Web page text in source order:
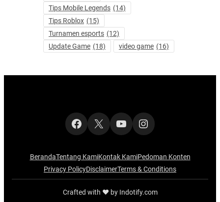
Tips Mobile Legends (14)
Tips Roblox (15)
Turnamen esports (12)
Update Game (18) video game (16)
Facebook
X YouTubeInstagram
BerandaTentang KamiKontak KamiPedoman Konten
Privacy PolicyDisclaimerTerms & Conditions
Crafted with ‪‪❤︎‬ by Indotify.com